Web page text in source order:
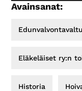
Avainsanat:
Eläkeläiset ry:n
Historia